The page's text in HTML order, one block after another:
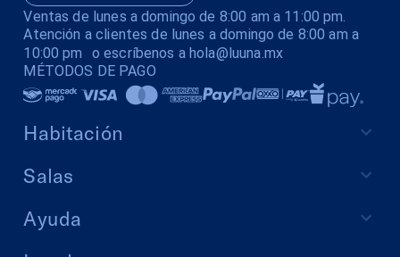
Ventas de lunes a domingo de 8:00 am a 11:00 pm.
Atención a clientes de lunes a domingo de 8:00 am a
10:00 pm o escríbenos a hola@luuna.mx
MÉTODOS DE PAGO
Habitación
Salas
Ayuda